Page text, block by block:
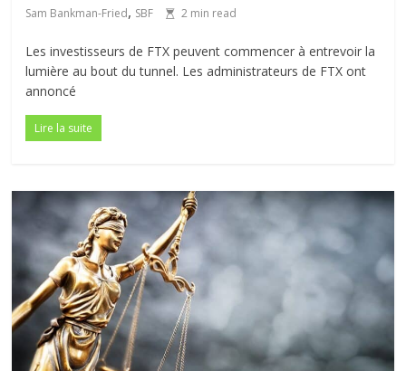
Sam Bankman-Fried, SBF 2 min read
Les investisseurs de FTX peuvent commencer à entrevoir la
lumière au bout du tunnel. Les administrateurs de FTX ont
annoncé
Lire la suite